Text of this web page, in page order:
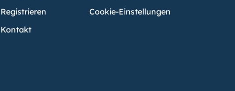
Registrieren
Kontakt
Cookie-Einstellungen